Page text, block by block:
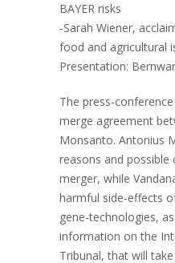
BAYER risks
-Sarah Wiener,
food and agricultural
Presentation:
The press-
merge agreement
Monsanto. Antonius
reasons and possible
merger, while
harmful side-effects
gene-technologies,
information on the
Tribunal, that will